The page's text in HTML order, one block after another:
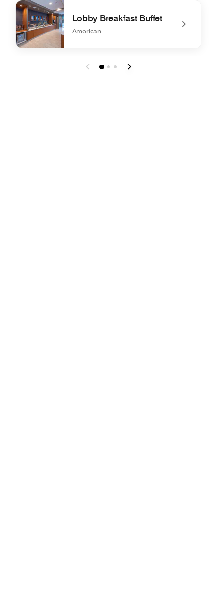
undefined Lobby Bar
Lobby Breakfast Buffet
American
undefined Lobby Breakfast Buffet